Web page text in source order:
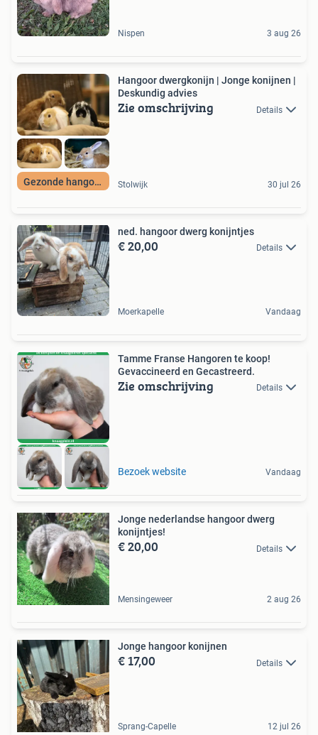
Nispen 3 aug 26
Gezonde hangoren
Hangoor dwergkonijn | Jonge konijnen |
Deskundig advies
Zie omschrijving Details
Stolwijk 30 jul 26
ned. hangoor dwerg konijntjes
€ 20,00 Details
Moerkapelle Vandaag
Tamme Franse Hangoren te koop!
Gevaccineerd en Gecastreerd.
Zie omschrijving Details
Bezoek website Vandaag
Jonge nederlandse hangoor dwerg
konijntjes!
€ 20,00 Details
Mensingeweer 2 aug 26
Jonge hangoor konijnen
€ 17,00 Details
Sprang-Capelle 12 jul 26